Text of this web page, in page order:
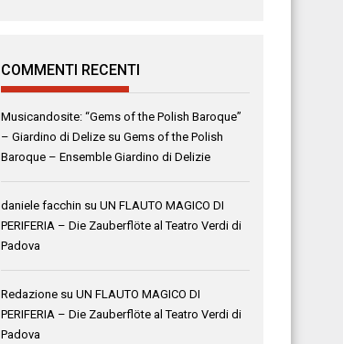
COMMENTI RECENTI
Musicandosite: “Gems of the Polish Baroque”
– Giardino di Delize suGems of the Polish
Baroque – Ensemble Giardino di Delizie
daniele facchin suUN FLAUTO MAGICO DI
PERIFERIA – Die Zauberflöte al Teatro Verdi di
Padova
Redazione suUN FLAUTO MAGICO DI
PERIFERIA – Die Zauberflöte al Teatro Verdi di
Padova